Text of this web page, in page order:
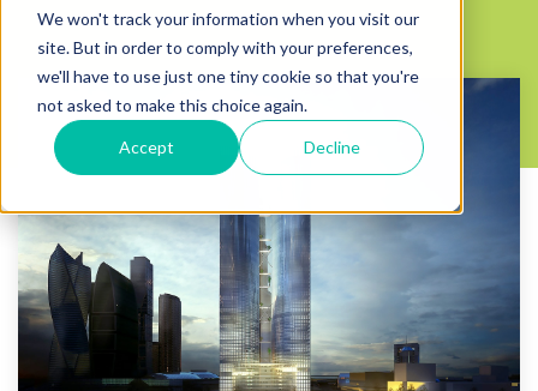
We won't track your information when you visit our
site. But in order to comply with your preferences,
we'll have to use just one tiny cookie so that you're
not asked to make this choice again.
Accept Decline
Высотный комплекс